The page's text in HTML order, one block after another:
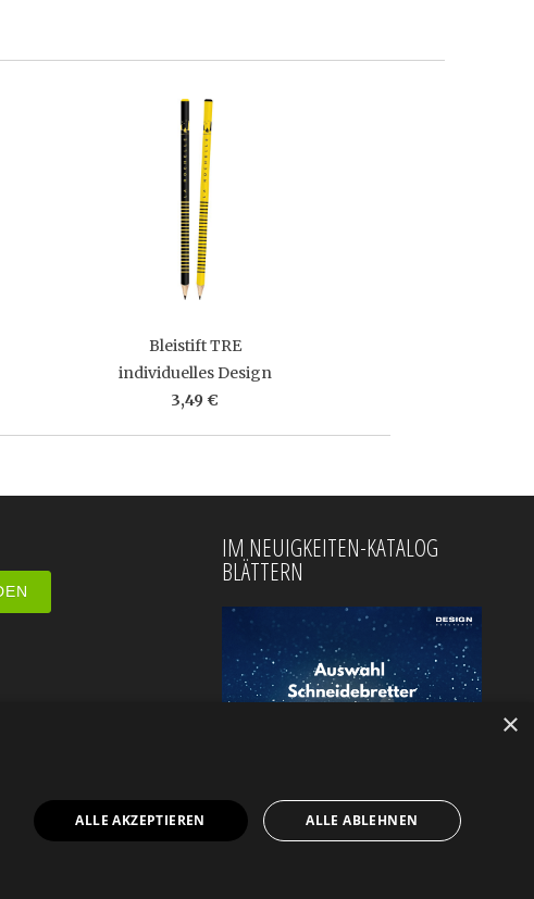
Bleistift TRE
individuelles Design
3,49 €
IM NEUIGKEITEN-KATALOG
BLÄTTERN
×
ALLE AKZEPTIEREN ALLE ABLEHNEN